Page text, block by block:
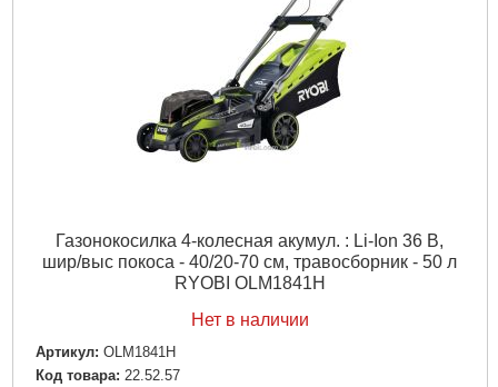
Газонокосилка 4-колесная акумул. : Li-Ion 36 В,
шир/выс покоса - 40/20-70 см, травосборник - 50 л
RYOBI OLM1841H
Нет в наличии
Артикул: OLM1841H
Код товара: 22.52.57